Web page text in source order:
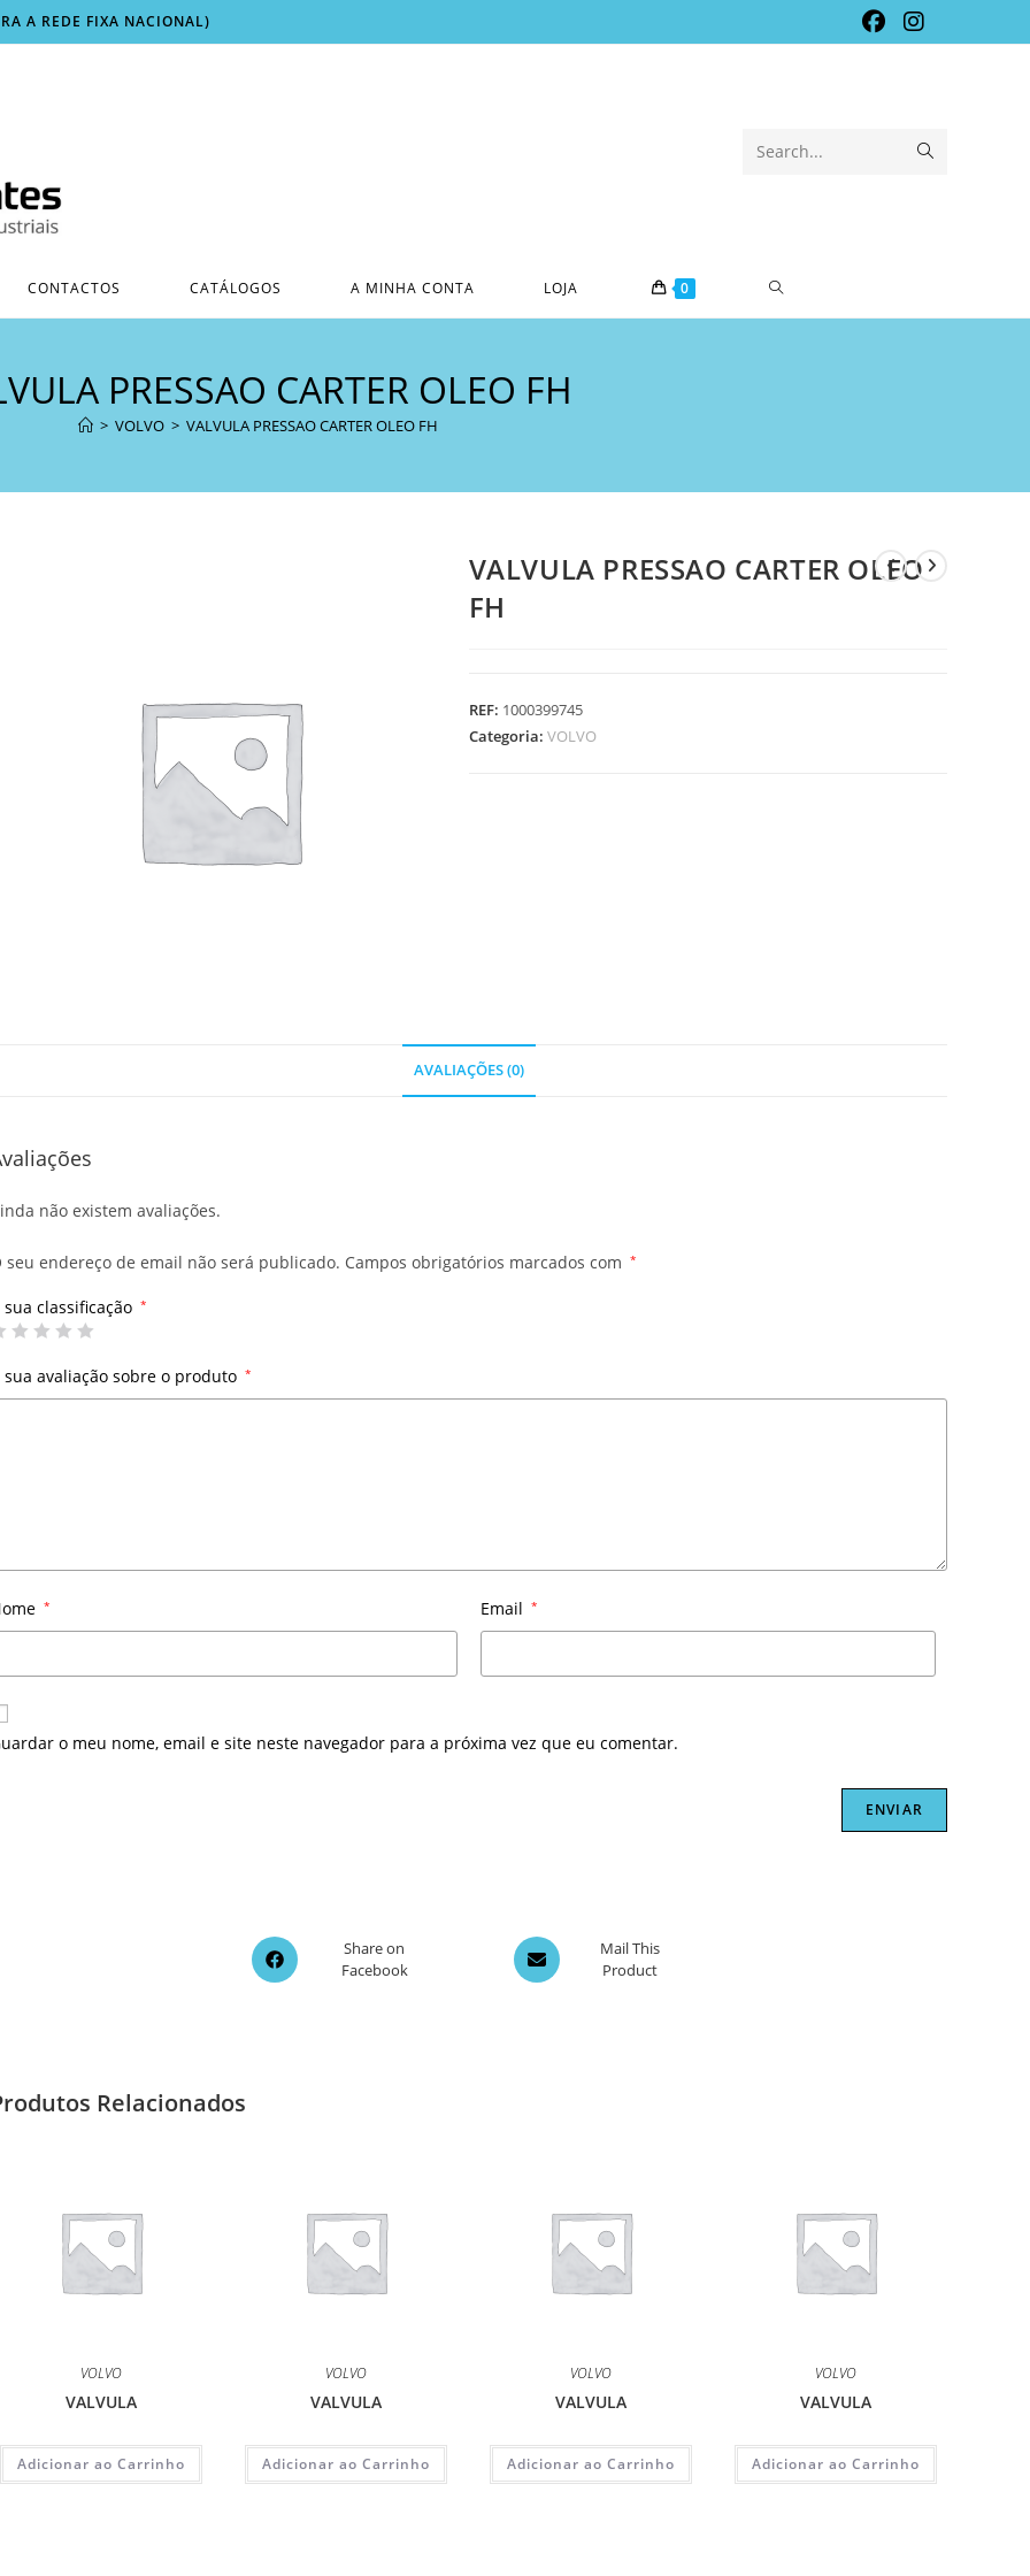
A REDE FIXA NACIONAL)
Search...
CONTACTOS CATÁLOGOS A MINHA CONTA LOJA 0 TOGGLE
PRESSAO CARTER OLEO FH
> VOLVO > VALVULA PRESSAO CARTER OLEO FH
VALVULA PRESSAO CARTER OLEO
FH
REF: 1000399745
Categoria: VOLVO
AVALIAÇÕES (0)
não existem avaliações.
seu endereço de email não será publicado. Campos obrigatórios marcados com *
sua classificação *
sua avaliação sobre o produto *
* Email *
o meu nome, email e site neste navegador para a próxima vez que eu comentar.
Opens
in
Share on
Facebook
Opens
in
Mail This
Product
Relacionados
VOLVO
VALVULA
Adicionar ao Carrinho
VOLVO
VALVULA
Adicionar ao Carrinho
VOLVO
VALVULA
Adicionar ao Carrinho
VOLVO
VALVULA
Adicionar ao Carrinho